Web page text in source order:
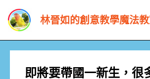
主
林晉如的創意教學魔法
即將要帶國一新生，很